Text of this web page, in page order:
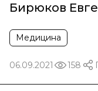
Бирюков
Медицина
06.09.2021 158